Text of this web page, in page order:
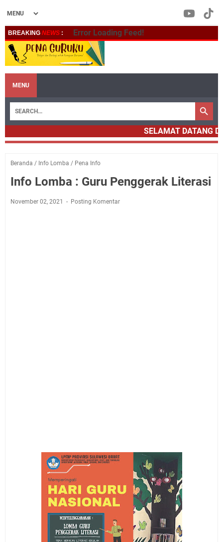
BREAKING NEWS : Error Loading Feed!
MENU
SELAMAT DATANG DI
Beranda / Info Lomba / Pena Info
Info Lomba : Guru Penggerak Literasi
November 02, 2021 Posting Komentar